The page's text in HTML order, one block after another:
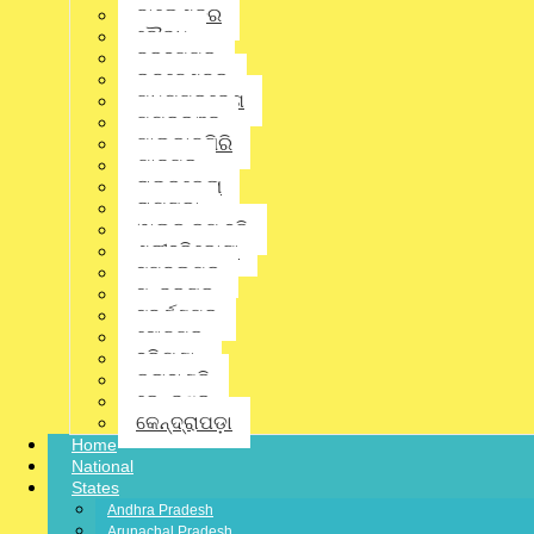
ବାଲେଶ୍ଵର
ବୌଦ୍ଧ
ବ୍ରହ୍ମପୁର
ଭୁବନେଶ୍ବର
ମଧ୍ୟପ୍ରଦେଶ
ମୟୂରଭଞ୍ଜ
ମାଲକାନଗିରି
ଯାଜପୁର
ରାଉରକେଲା
ରାୟଗଡ଼ା
ୱାଲ୍ଡ କପ୍ ହକି
ଶ୍ରୀହରିକୋଟା
ସମ୍ବଲପୁର
ସୁନ୍ଦରଗଡ଼
ସୁବର୍ଣ୍ଣପୁର
ସୋନପୁର
ହରିୟଣା
କଳାହାଣ୍ଡି
କେନ୍ଦୁଝର
କେନ୍ଦ୍ରାପଡ଼ା
Home
National
States
Andhra Pradesh
District, Latest News,Odisha ,Opinion